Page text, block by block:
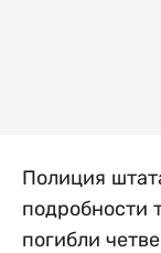
Полиция
подробности
погибли